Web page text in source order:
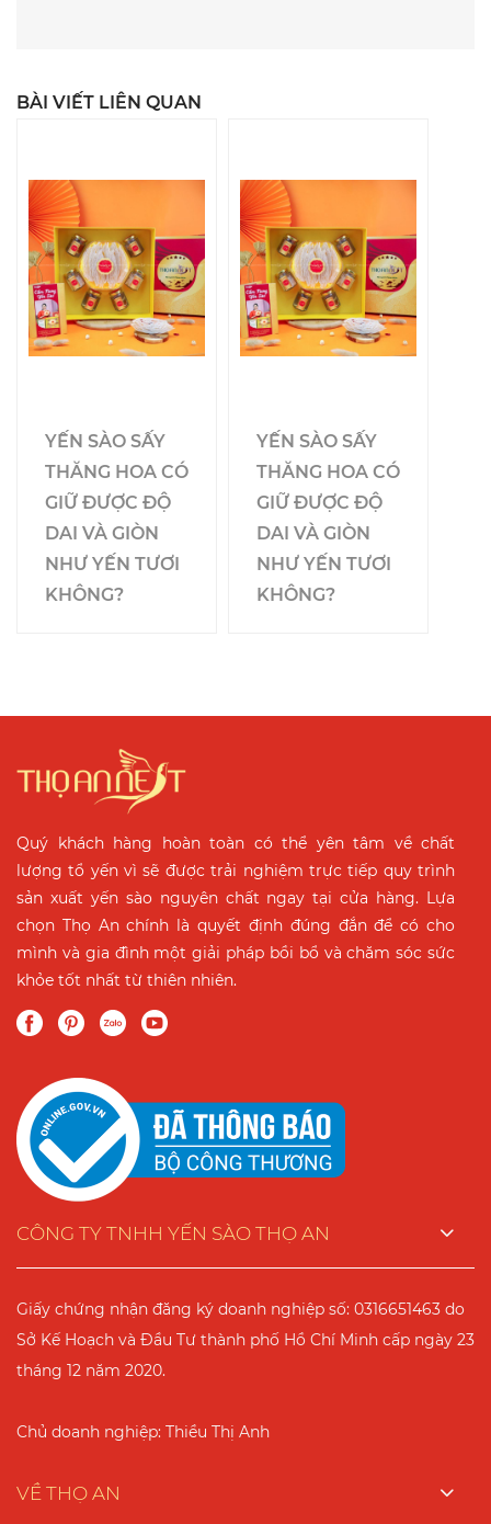
BÀI VIẾT LIÊN QUAN
YẾN SÀO SẤY
THĂNG HOA CÓ
GIỮ ĐƯỢC ĐỘ
DAI VÀ GIÒN
NHƯ YẾN TƯƠI
KHÔNG?
YẾN SÀO SẤY
THĂNG HOA CÓ
GIỮ ĐƯỢC ĐỘ
DAI VÀ GIÒN
NHƯ YẾN TƯƠI
KHÔNG?
Quý khách hàng hoàn toàn có thể yên tâm về chất
lượng tổ yến vì sẽ được trải nghiệm trực tiếp quy trình
sản xuất yến sào nguyên chất ngay tại cửa hàng. Lựa
chọn Thọ An chính là quyết định đúng đắn để có cho
mình và gia đình một giải pháp bồi bổ và chăm sóc sức
khỏe tốt nhất từ thiên nhiên.
CÔNG TY TNHH YẾN SÀO THỌ AN
Giấy chứng nhận đăng ký doanh nghiệp số: 0316651463 do
Sở Kế Hoạch và Đầu Tư thành phố Hồ Chí Minh cấp ngày 23
tháng 12 năm 2020.
Chủ doanh nghiệp: Thiều Thị Anh
VỀ THỌ AN